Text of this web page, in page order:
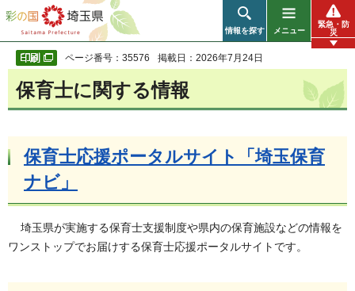
彩の国 埼玉県
情報を探す メニュー
緊急・防
災
ページ番号：35576 掲載日：2026年7月24日
保育士に関する情報
保育士応援ポータルサイト「埼玉保育
ナビ」
埼玉県が実施する保育士支援制度や県内の保育施設などの情報を
ワンストップでお届けする保育士応援ポータルサイトです。